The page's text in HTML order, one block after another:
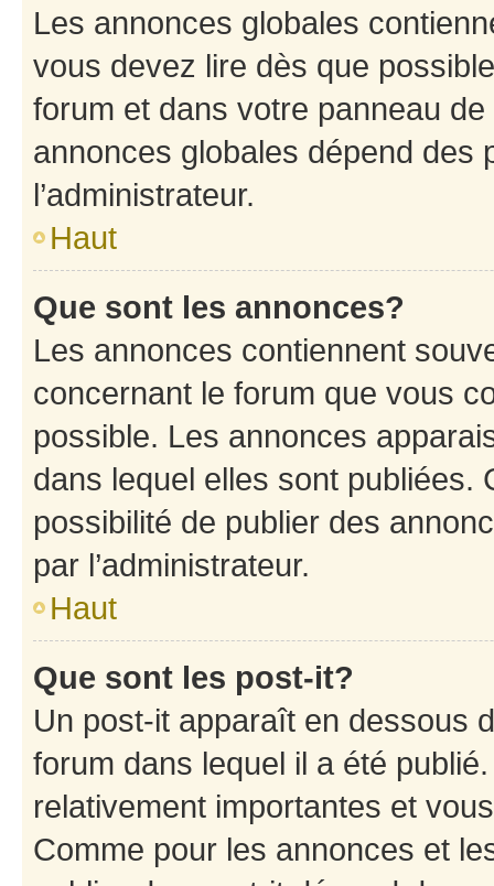
Les annonces globales
vous devez lire dès que
forum et dans votre panneau
annonces globales dépend des
l’administrateur.
Haut
Que sont les annonces?
Les annonces contiennent
concernant le forum que vous
possible. Les annonces
dans lequel elles sont publiées.
possibilité de publier des
par l’administrateur.
Haut
Que sont les post-it?
Un post-it apparaît en dessous
forum dans lequel il a été
relativement importantes et
Comme pour les annonces et